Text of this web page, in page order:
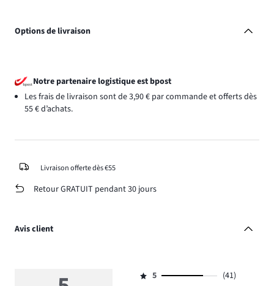
Options de livraison
Notre partenaire logistique est bpost
Les frais de livraison sont de 3,90 € par commande et offerts dès
55 € d’achats.
Livraison offerte dès €55
Retour GRATUIT pendant 30 jours
Avis client
Note
5
(41)